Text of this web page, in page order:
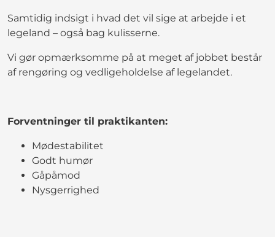
Samtidig indsigt i hvad det vil sige at arbejde i et
legeland – også bag kulisserne.
Vi gør opmærksomme på at meget af jobbet består
af rengøring og vedligeholdelse af legelandet.
Forventninger til praktikanten:
Mødestabilitet
Godt humør
Gåpåmod
Nysgerrighed